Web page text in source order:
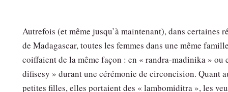
Autrefois (et même jusqu’à maintenant), dans certaines
de Madagascar, toutes les femmes dans une même
coiffaient de la même façon : en « randra-madinika » ou
difisesy » durant une cérémonie de circoncision. Quant
petites filles, elles portaient des « lambomiditra », les